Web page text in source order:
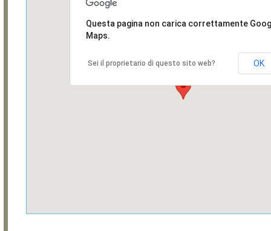
Questa pagina non carica correttamente
Maps.
Sei il proprietario di questo sito web? OK